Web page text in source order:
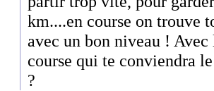
km....en course on trouve
avec un bon niveau !
course qui te conviendra
?